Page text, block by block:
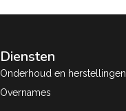
Diensten
Onderhoud en herstellingen
Overnames